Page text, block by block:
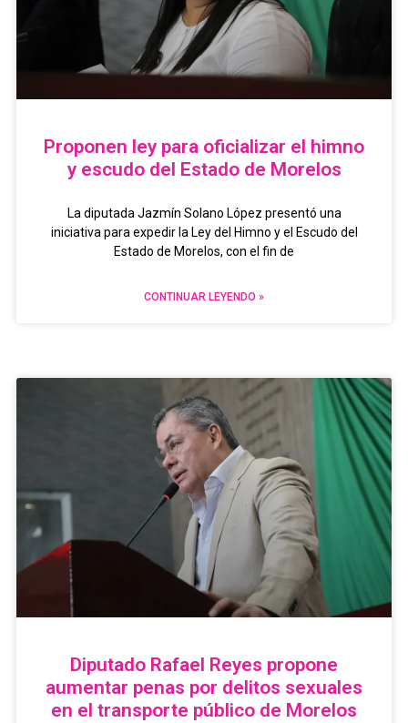
Proponen ley para oficializar el himno
y escudo del Estado de Morelos
La diputada Jazmín Solano López presentó una
iniciativa para expedir la Ley del Himno y el Escudo del
Estado de Morelos, con el fin de
CONTINUAR LEYENDO »
Diputado Rafael Reyes propone
aumentar penas por delitos sexuales
en el transporte público de Morelos